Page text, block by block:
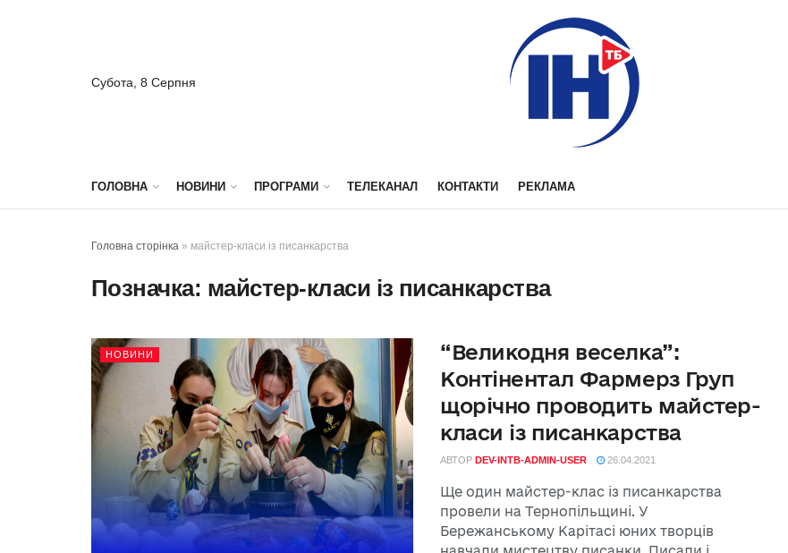
Субота, 8 Серпня
ГОЛОВНА НОВИНИ ПРОГРАМИ ТЕЛЕКАНАЛ КОНТАКТИ РЕКЛАМА
Головна сторінка » майстер-класи із писанкарства
Позначка: майстер-класи із писанкарства
НОВИНИ
“Великодня веселка”:
Контінентал Фармерз Груп
щорічно проводить майстер-
класи із писанкарства
АВТОР DEV-INTB-ADMIN-USER 26.04.2021
Ще один майстер-клас із писанкарства
провели на Тернопільщині. У
Бережанському Карітасі юних творців